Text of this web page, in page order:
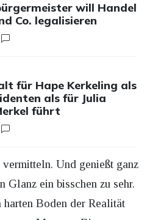
will Handel
Co. legalisieren
für Hape Kerkeling als
als für Julia
führt
Und genießt ganz
Glanz ein bisschen zu sehr.
Boden der Realität